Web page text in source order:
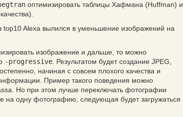
оптимизировать таблицы Хафмана (Huffman) и
).
top10 Alexa вылился в уменьшение изображений на
изображение и дальше, то можно
-progressive . Результатом будет создание JPEG,
начиная с совсем плохого качества и
Пример такого поведения можно
Но при этом лучше переключать фотографии
на одну фотографию, следующая будет загружаться